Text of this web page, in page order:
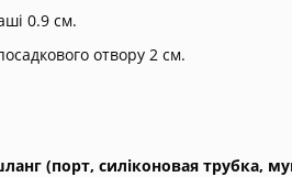
0.9 см.
отвору 2 см.
(порт, силіконовая трубка,